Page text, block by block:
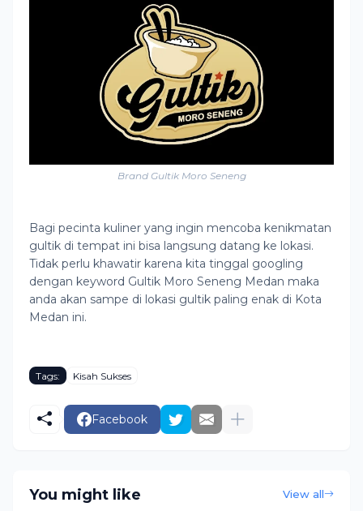
Brand Gultik Moro Seneng
Bagi pecinta kuliner yang ingin mencoba kenikmatan
gultik di tempat ini bisa langsung datang ke lokasi.
Tidak perlu khawatir karena kita tinggal googling
dengan keyword Gultik Moro Seneng Medan maka
anda akan sampe di lokasi gultik paling enak di Kota
Medan ini.
Tags: Kisah Sukses
Facebook
You might like View all